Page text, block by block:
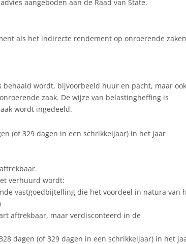
aangeboden aan de Raad van State.
als het indirecte rendement op onroerende zaken
wordt, bijvoorbeeld huur en pacht, maar ook
zaak. De wijze van belastingheffing is
wordt ingedeeld.
(of 329 dagen in een schrikkeljaar) in het jaar
verhuurd wordt:
vastgoedbijtelling die het voordeel in natura van
aftrekbaar, maar verdisconteerd in de
dagen (of 329 dagen in een schrikkeljaar) in het